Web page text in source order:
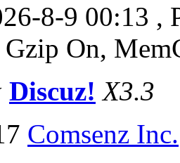
8-9 00:13 ,
Gzip On,
Discuz! X3.3
Comsenz Inc.